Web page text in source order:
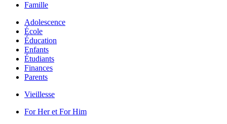
Famille
Adolescence
École
Éducation
Enfants
Étudiants
Finances
Parents
Vieillesse
For Her et For Him